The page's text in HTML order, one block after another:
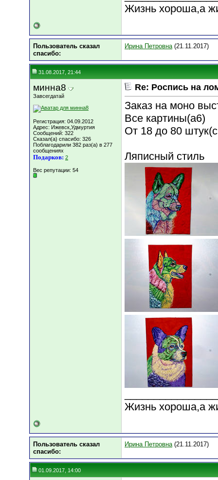
Жизнь хороша,а
Пользователь сказал
cпасибо:
Ирина Петровна(21.11.2017)
31.08.2017, 21:44
минна8
Завсегдатай
Регистрация: 04.09.2012
Адрес: Ижевск,Удмуртия
Сообщений: 322
Сказал(а) спасибо: 326
Поблагодарили 382 раз(а) в 277
сообщениях
Подарков: 2
Вес репутации: 54
Re: Роспись на
Заказ на моно
Все картины(а6)
От 18 до 80
Ляписный стиль
Жизнь хороша,а
Пользователь сказал
cпасибо:
Ирина Петровна(21.11.2017)
01.09.2017, 14:00